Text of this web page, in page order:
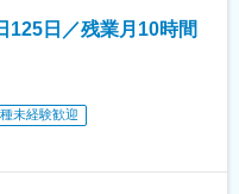
桜並木駅、西小倉駅、現川
、並木北駅、西枇杷島駅、南
125日／残業月10時間
未経験歓迎